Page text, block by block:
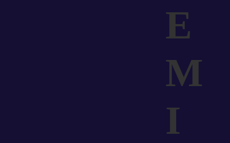
E
M
I